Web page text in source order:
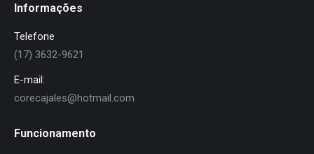
Informações
Telefone
(17) 3632-9621
E-mail:
corecajales@hotmail.com
Funcionamento